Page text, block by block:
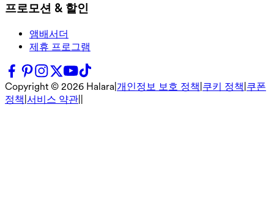
프로모션 & 할인
앰배서더
제휴 프로그램
Copyright © 2026 Halara 개인정보 보호 정책 쿠키 정책 쿠폰
정책 서비스 약관